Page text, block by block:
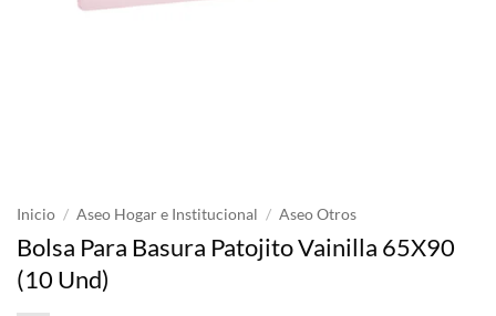
Inicio / Aseo Hogar e Institucional / Aseo Otros
Bolsa Para Basura Patojito Vainilla 65X90
(10 Und)